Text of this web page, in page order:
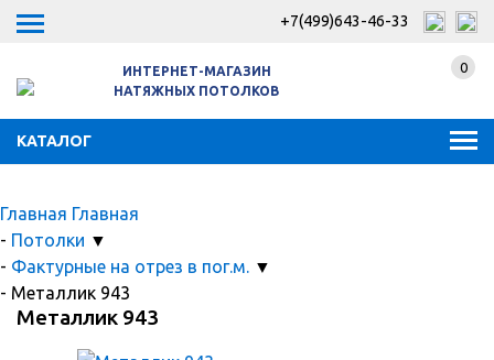
+7(499)643-46-33
ИНТЕРНЕТ-МАГАЗИН
НАТЯЖНЫХ ПОТОЛКОВ
КАТАЛОГ
0
Главная Главная
- Потолки ▼
- Фактурные на отрез в пог.м. ▼
- Металлик 943
Металлик 943